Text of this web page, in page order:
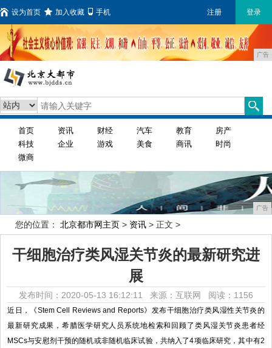
设为首页 加入收藏 手机 注册 登录
广告
首页 资讯 财经 汽车 教育
房产
科技
企业 游戏 美食 商讯
时尚
微商
广告
您的位置： 北京都市网主页 > 资讯 > 正文 >
干细胞治疗类风湿关节炎的最新研究进
展
发布时间：2020-05-13 16:12:11 来源：互联网 阅读：1156
近日，《Stem Cell Reviews and Reports》发布干细胞治疗类风湿性关节炎的
最新研究成果，希腊医学研究人员系统地检索和回顾了类风湿关节炎患者经
MSCs与安慰剂干预的随机或非随机临床试验，共纳入了4项临床研究，其中有2